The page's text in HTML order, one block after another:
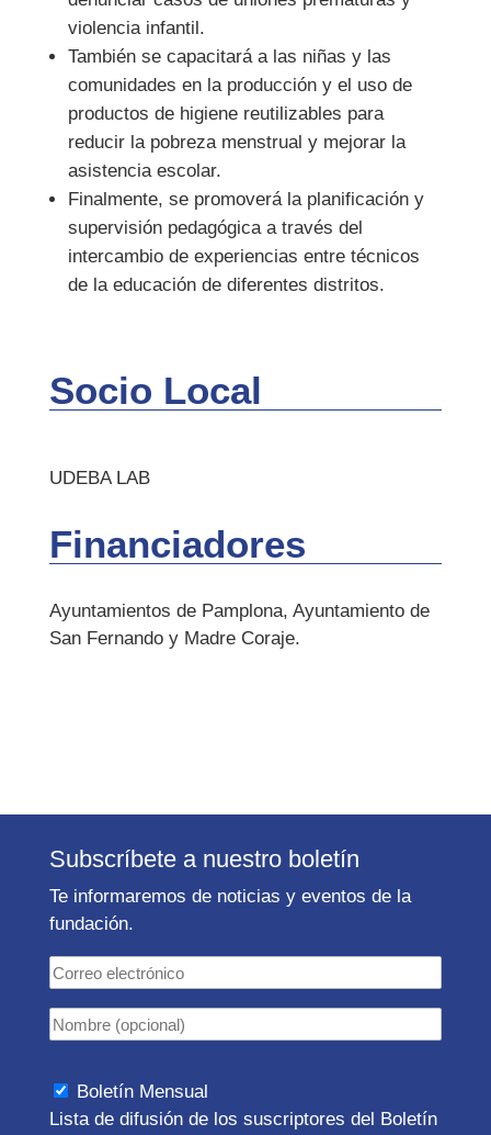
violencia infantil.
También se capacitará a las niñas y las
comunidades en la producción y el uso de
productos de higiene reutilizables para
reducir la pobreza menstrual y mejorar la
asistencia escolar.
Finalmente, se promoverá la planificación y
supervisión pedagógica a través del
intercambio de experiencias entre técnicos
de la educación de diferentes distritos.
Socio Local
UDEBA LAB
Financiadores
Ayuntamientos de Pamplona, Ayuntamiento de
San Fernando y Madre Coraje.
Subscríbete a nuestro boletín
Te informaremos de noticias y eventos de la
fundación.
Boletín Mensual
Lista de difusión de los suscriptores del Boletín